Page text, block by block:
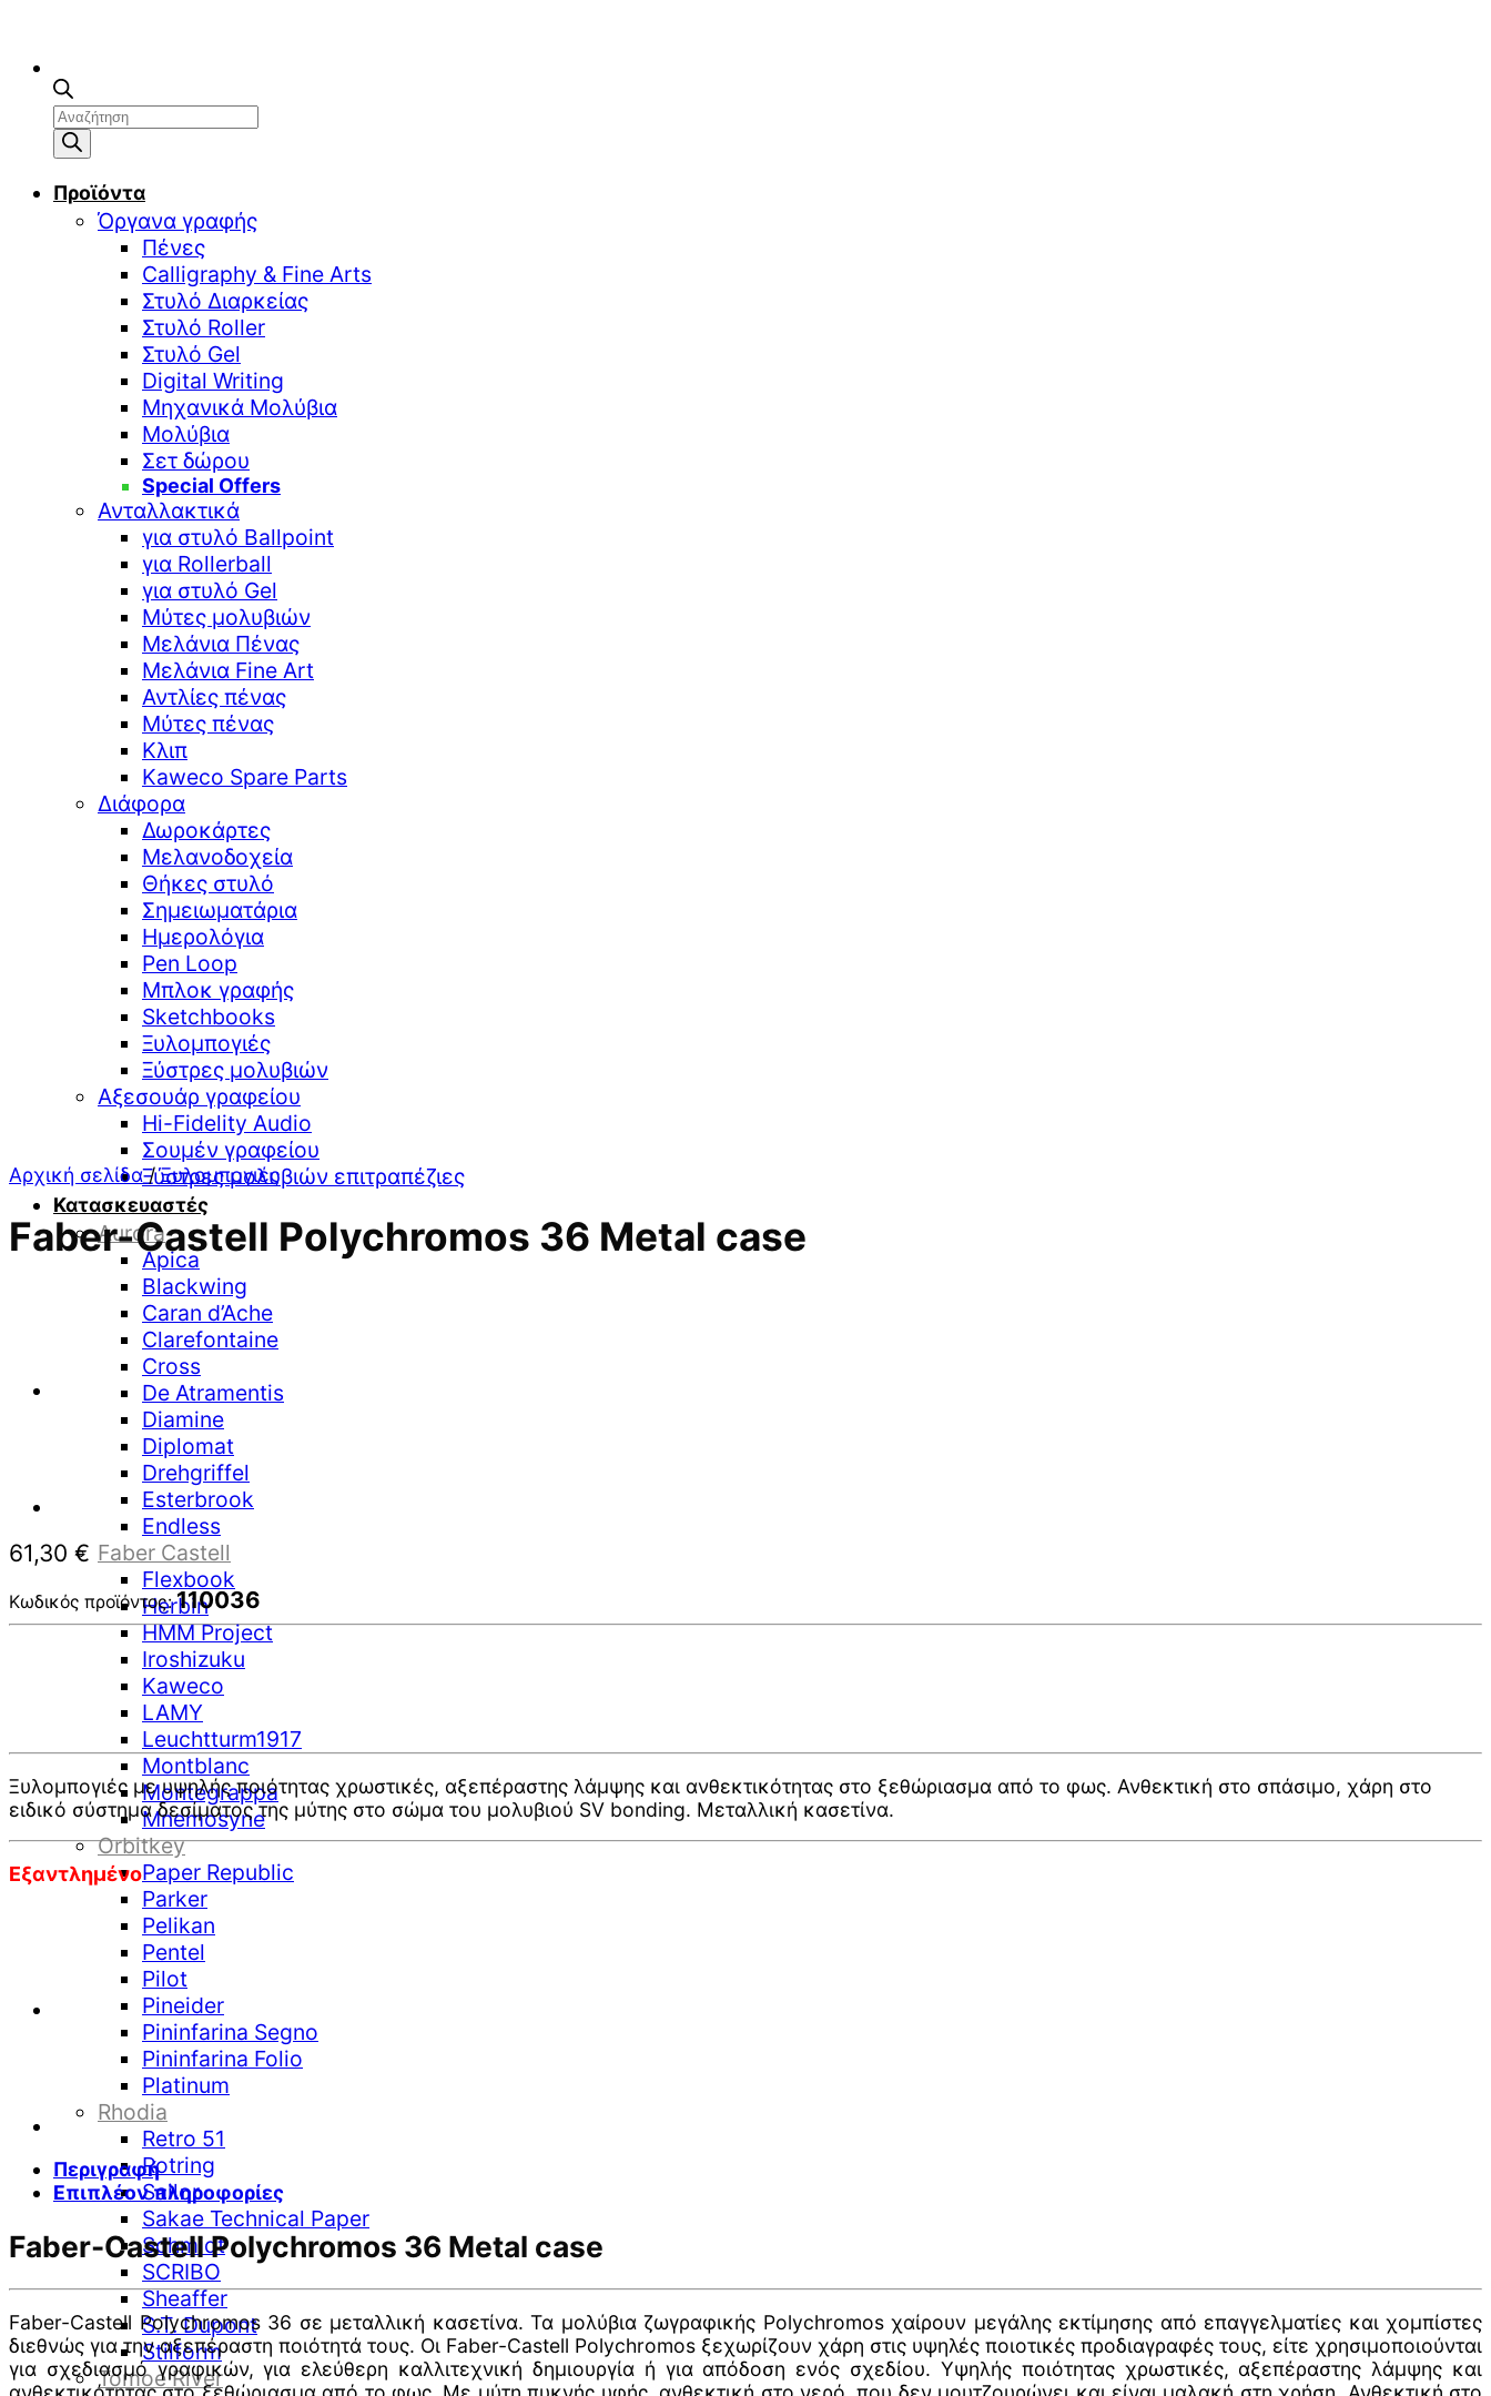
Αναζήτηση
προϊόντων
Προϊόντα
Όργανα γραφής
Πένες
Calligraphy & Fine Arts
Στυλό Διαρκείας
Στυλό Roller
Στυλό Gel
Digital Writing
Μηχανικά Μολύβια
Μολύβια
Σετ δώρου
Special Offers
Ανταλλακτικά
για στυλό Ballpoint
για Rollerball
για στυλό Gel
Μύτες μολυβιών
Μελάνια Πένας
Μελάνια Fine Art
Αντλίες πένας
Μύτες πένας
Κλιπ
Kaweco Spare Parts
Διάφορα
Δωροκάρτες
Μελανοδοχεία
Θήκες στυλό
Σημειωματάρια
Ημερολόγια
Pen Loop
Μπλοκ γραφής
Sketchbooks
Ξυλομπογιές
Ξύστρες μολυβιών
Αξεσουάρ γραφείου
Hi-Fidelity Audio
Σουμέν γραφείου
Ξύστρες μολυβιών επιτραπέζιες
Κατασκευαστές
Aurora
Apica
Blackwing
Caran d’Ache
Clarefontaine
Cross
De Atramentis
Diamine
Diplomat
Drehgriffel
Esterbrook
Endless
Faber Castell
Flexbook
Herbin
HMM Project
Iroshizuku
Kaweco
LAMY
Leuchtturm1917
Montblanc
Montegrappa
Mnemosyne
Orbitkey
Paper Republic
Parker
Pelikan
Pentel
Pilot
Pineider
Pininfarina Segno
Pininfarina Folio
Platinum
Rhodia
Retro 51
Rotring
Sailor
Sakae Technical Paper
Schmidt
SCRIBO
Sheaffer
S.T. Dupont
Stilform
Tomoe River
Αρχική σελίδα / Ξυλομπογιές
Faber-Castell Polychromos 36 Metal case
61,30 €
Κωδικός προϊόντος:110036
Ξυλομπογιές με υψηλής ποιότητας χρωστικές, αξεπέραστης λάμψης και ανθεκτικότητας στο ξεθώριασμα από το φως. Ανθεκτική στο σπάσιμο, χάρη στο
ειδικό σύστημα δεσίματος της μύτης στο σώμα του μολυβιού SV bonding. Μεταλλική κασετίνα.
Εξαντλημένο
Περιγραφή
Επιπλέον πληροφορίες
Faber-Castell Polychromos 36 Metal case
Faber-Castell Polychromos 36 σε μεταλλική κασετίνα. Τα μολύβια ζωγραφικής Polychromos χαίρουν μεγάλης εκτίμησης από επαγγελματίες και χομπίστες
διεθνώς για την αξεπέραστη ποιότητά τους. Οι Faber-Castell Polychromos ξεχωρίζουν χάρη στις υψηλές ποιοτικές προδιαγραφές τους, είτε χρησιμοποιούνται
για σχεδιασμό γραφικών, για ελεύθερη καλλιτεχνική δημιουργία ή για απόδοση ενός σχεδίου. Υψηλής ποιότητας χρωστικές, αξεπέραστης λάμψης και